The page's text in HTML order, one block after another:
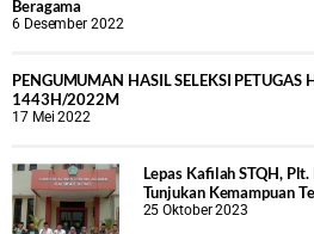
Beragama
6 Desember 2022
PENGUMUMAN HASIL SELEKSI PETUGAS
1443H/2022M
17 Mei 2022
Lepas Kafilah STQH,
Tunjukan Kemampuan
25 Oktober 2023